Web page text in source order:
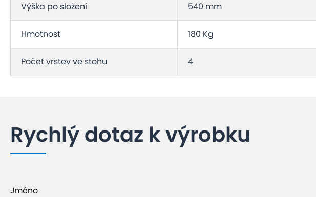
Výška po složení 540 mm
Hmotnost 180 Kg
Počet vrstev ve stohu 4
Rychlý dotaz k výrobku
Jméno